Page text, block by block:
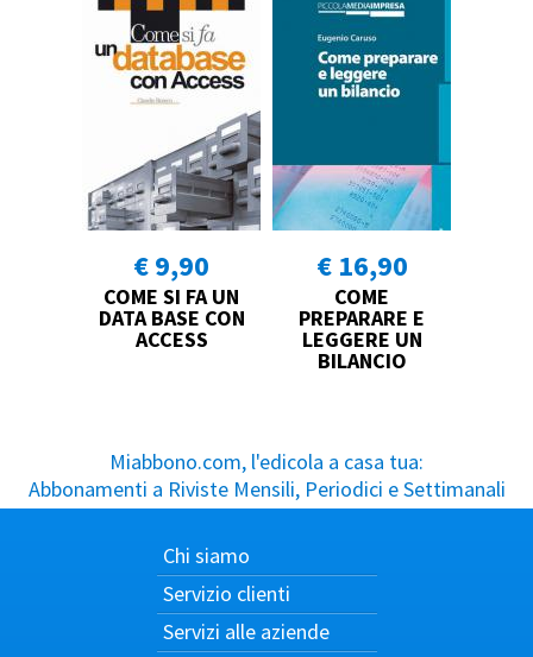
€ 9,90
COME SI FA UN
DATA BASE CON
ACCESS
€ 16,90
COME
PREPARARE E
LEGGERE UN
BILANCIO
Miabbono.com, l'edicola a casa tua:
Abbonamenti a Riviste Mensili, Periodici e Settimanali
Chi siamo
Servizio clienti
Servizi alle aziende